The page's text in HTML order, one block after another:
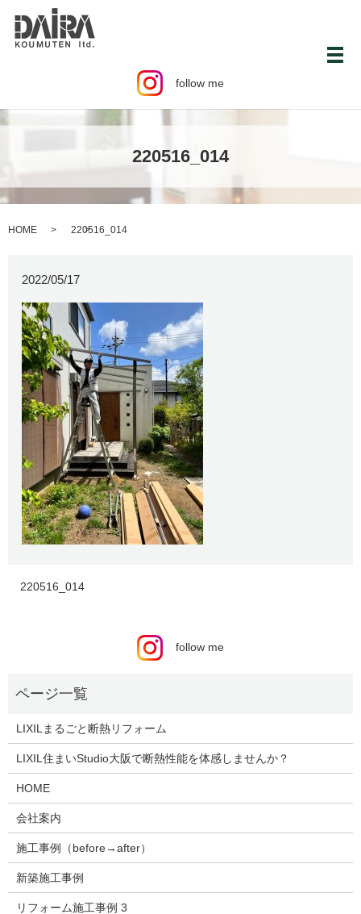
follow me
メ
220516_014
HOME 220516_014
2022/05/17
220516_014
follow me
LIXILまるごと断熱リフォーム
LIXIL住まいStudio大阪で断熱性能を体感しませんか？
HOME
会社案内
施工事例（before→after）
新築施工事例
リフォーム施工事例 3